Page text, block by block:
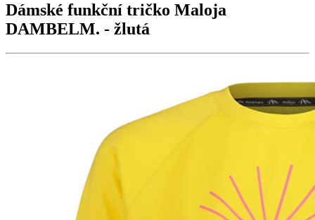
Dámské funkční tričko Maloja
DAMBELM. - žlutá